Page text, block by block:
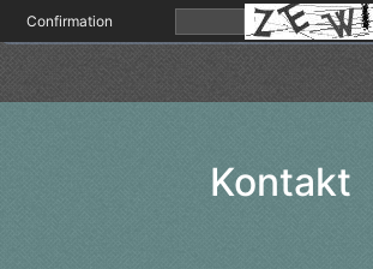
Confirmation
Kontakt